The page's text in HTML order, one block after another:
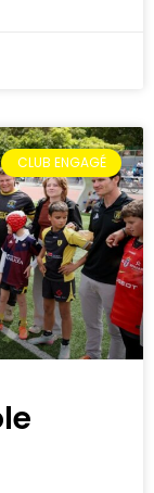
CLUB ENGAGÉ